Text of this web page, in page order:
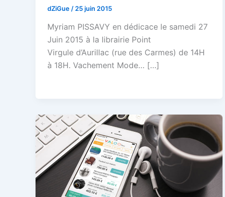
dZiGue / 25 juin 2015
Myriam PISSAVY en dédicace le samedi 27
Juin 2015 à la librairie Point
Virgule d’Aurillac (rue des Carmes) de 14H
à 18H. Vachement Mode… […]